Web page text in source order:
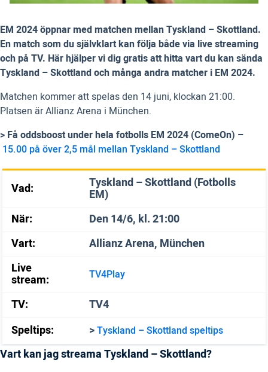
EM 2024 öppnar med matchen mellan Tyskland – Skottland.
En match som du självklart kan följa både via live streaming
och på TV. Här hjälper vi dig gratis att hitta vart du kan sända
Tyskland – Skottland och många andra matcher i EM 2024.
Matchen kommer att spelas den 14 juni, klockan 21:00.
Platsen är Allianz Arena i München.
> Få oddsboost under hela fotbolls EM 2024 (ComeOn) –
15.00 på över 2,5 mål mellan Tyskland – Skottland
Vad: Tyskland – Skottland (Fotbolls
EM)
När:
Den 14/6, kl. 21:00
Vart:
Allianz Arena, München
Live
stream: TV4Play
TV:
TV4
Speltips:
>Tyskland – Skottland speltips
Vart kan jag streama Tyskland – Skottland?